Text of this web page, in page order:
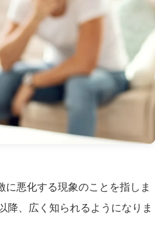
に悪化する現象のことを指しま
降、広く知られるようになりま